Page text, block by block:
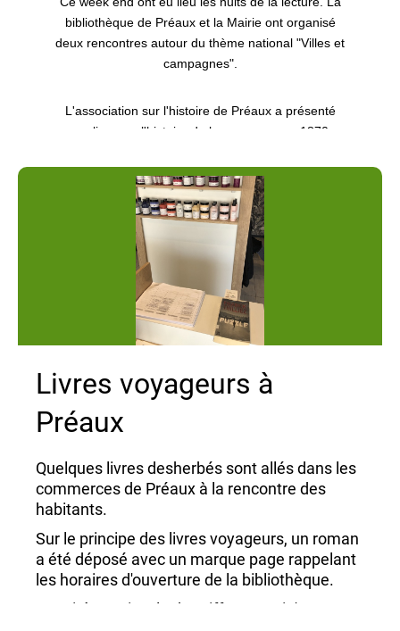
bibliothèque de Préaux et la Mairie ont organisé
deux rencontres autour du thème national "Villes et
campagnes".
L'association sur l'histoire de Préaux a présenté
son livre sur l'histoire de la commune en 1870.
La bibliothèque, quant à elle, accueillait deux
auteurs locaux. Bastien Hebert nous a exposé les
anecdotes autour des deux paroisses devenues
villages que sont Servaville et Salmonville. Arnaud
Quéhé a dévoilé ses deux thrillers.
L'ambiance était chaleureuse et très conviviale. Les
bénévoles de la bibliothèque souhaitent renouveler
cet evenement pour mettre en valeur les talents
littéraires proche de chez nous.
Livres voyageurs à
Préaux
Quelques livres desherbés sont allés dans les
commerces de Préaux à la rencontre des
habitants.
Sur le principe des livres voyageurs, un roman
a été déposé avec un marque page rappelant
les horaires d'ouverture de la bibliothèque.
Merci à Proxi, M look Coiffure, Marie's, Aux